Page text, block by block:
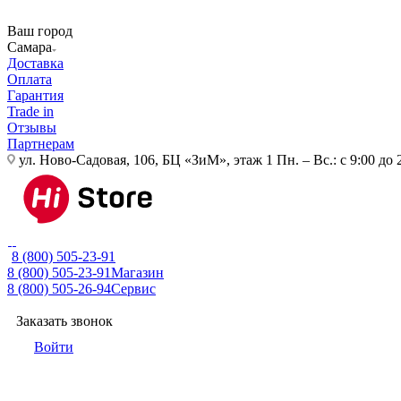
Ваш город
Самара
Доставка
Оплата
Гарантия
Trade in
Отзывы
Партнерам
ул. Ново-Садовая, 106, БЦ «ЗиМ», этаж 1 Пн. – Вс.: с 9:00 до
8 (800) 505-23-91
8 (800) 505-23-91Магазин
8 (800) 505-26-94Сервис
Заказать звонок
Войти